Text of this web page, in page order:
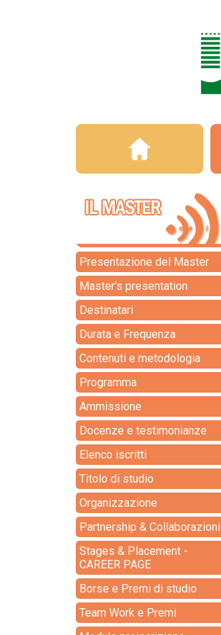
Presentazione del Master
Master's presentation
Destinatari
Durata e Frequenza
Contenuti e metodologia
Programma
Ammissione
Docenze e testimonianze
Elenco iscritti
Titolo di studio
Organizzazione
Partnership & Collaborazioni
Stages & Placement -
CAREER PAGE
Borse e Premi di studio
Team Work e Premi